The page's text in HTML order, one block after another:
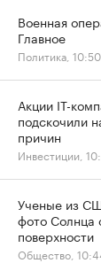
Военная
Главное
Политика, 10:50
Акции IT-
подскочили
причин
Инвестиции,
Ученые из
фото Солнца
поверхности
Общество,